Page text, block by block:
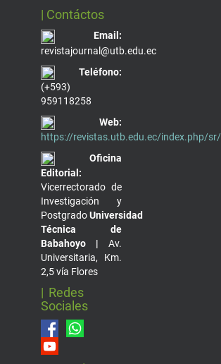
| Contáctos
Email:
revistajournal@utb.edu.ec
Teléfono:
(+593)
959118258
Web:
https://revistas.utb.edu.ec/index.php/sr/
Oficina
Editorial:
Vicerrectorado de
Investigación y
PostgradoUniversidad
Técnica de
Babahoyo | Av.
Universitaria, Km.
2,5 vía Flores
| Redes
Sociales